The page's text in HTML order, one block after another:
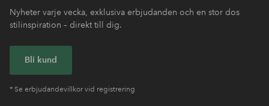
Nyheter varje vecka, exklusiva erbjudanden och en stor dos
stilinspiration – direkt till dig.
Bli kund
* Se erbjudandevillkor vid registrering